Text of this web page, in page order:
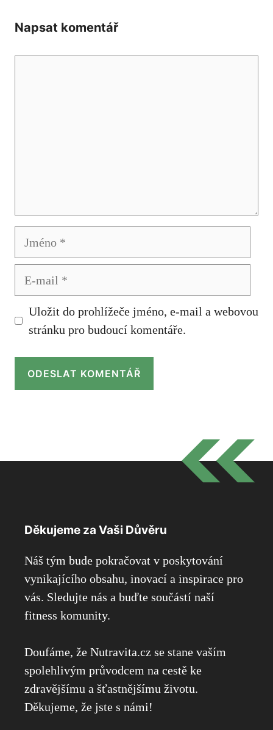
Napsat komentář
Jméno
E-
Uložit do prohlížeče jméno, e-mail a webovou
stránku pro budoucí komentáře.
Děkujeme za Vaši Důvěru
Náš tým bude pokračovat v poskytování
vynikajícího obsahu, inovací a inspirace pro
vás. Sledujte nás a buďte součástí naší
fitness komunity.
Doufáme, že Nutravita.cz se stane vaším
spolehlivým průvodcem na cestě ke
zdravějšímu a šťastnějšímu životu.
Děkujeme, že jste s námi!